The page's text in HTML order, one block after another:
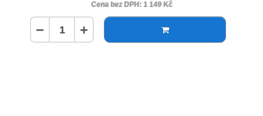
Cena bez DPH: 1 149 Kč
− +